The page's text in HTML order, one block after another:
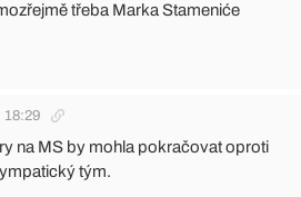
třeba Marka Stameniće
18:29
na MS by mohla pokračovat oproti
tým.